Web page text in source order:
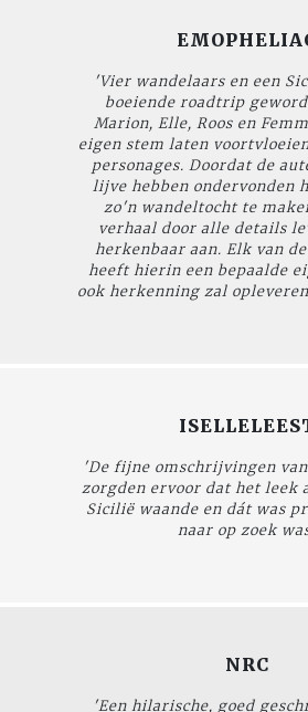
'Vier wandelaars en een
boeiende roadtrip
Marion, Elle, Roos en
eigen stem laten
personages. Doordat de
lijve hebben ondervonden
zo'n wandeltocht te
verhaal door alle details
herkenbaar aan. Elk van
heeft hierin een bepaalde
ook herkenning zal
'De fijne omschrijvingen
zorgden ervoor dat het leek
Sicilië waande en dát was
naar op zoek
NRC
'Een hilarische, goed